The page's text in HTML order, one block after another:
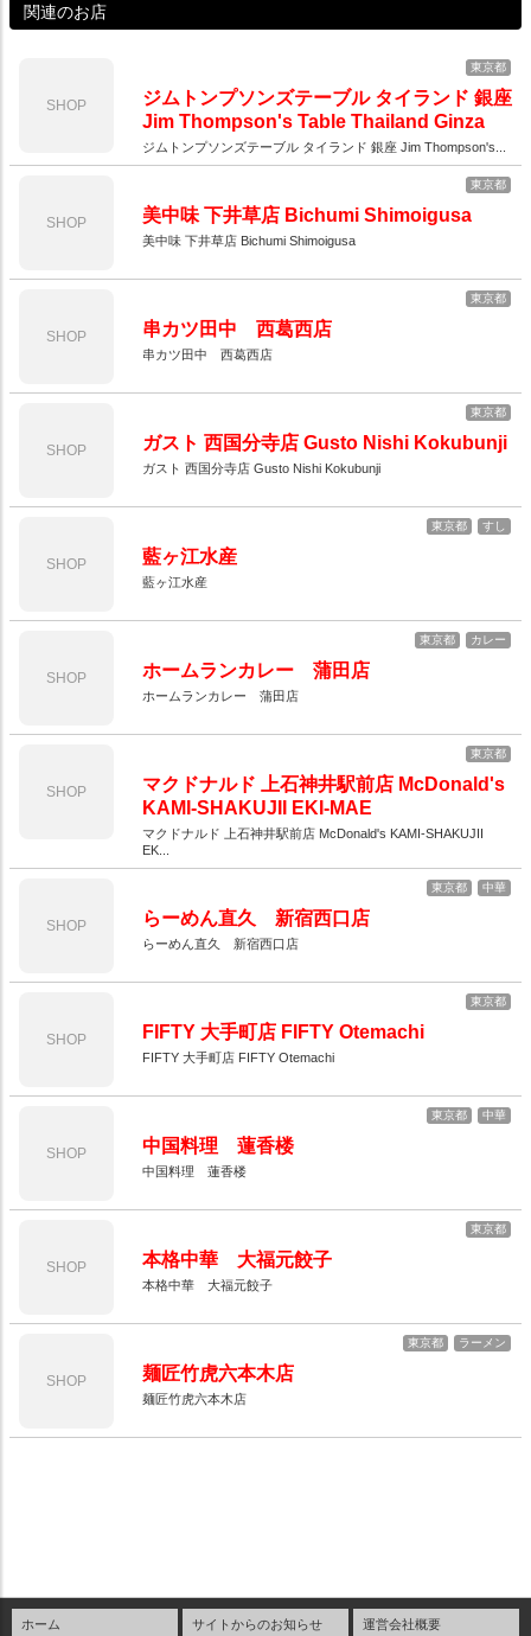
関連のお店
SHOP
東京都
ジムトンプソンズテーブル タイランド 銀座
Jim Thompson's Table Thailand Ginza
ジムトンプソンズテーブル タイランド 銀座 Jim Thompson's...
SHOP
東京都
美中味 下井草店 Bichumi Shimoigusa
美中味 下井草店 Bichumi Shimoigusa
SHOP
東京都
串カツ田中 西葛西店
串カツ田中 西葛西店
SHOP
東京都
ガスト 西国分寺店 Gusto Nishi Kokubunji
ガスト 西国分寺店 Gusto Nishi Kokubunji
SHOP
東京都 すし
藍ヶ江水産
藍ヶ江水産
SHOP
東京都 カレー
ホームランカレー 蒲田店
ホームランカレー 蒲田店
SHOP
東京都
マクドナルド 上石神井駅前店 McDonald's
KAMI-SHAKUJII EKI-MAE
マクドナルド 上石神井駅前店 McDonald's KAMI-SHAKUJII
EK...
SHOP
東京都 中華
らーめん直久 新宿西口店
らーめん直久 新宿西口店
SHOP
東京都
FIFTY 大手町店 FIFTY Otemachi
FIFTY 大手町店 FIFTY Otemachi
SHOP
東京都 中華
中国料理 蓮香楼
中国料理 蓮香楼
SHOP
東京都
本格中華 大福元餃子
本格中華 大福元餃子
SHOP
東京都 ラーメン
麺匠竹虎六本木店
麺匠竹虎六本木店
ホーム サイトからのお知らせ 運営会社概要